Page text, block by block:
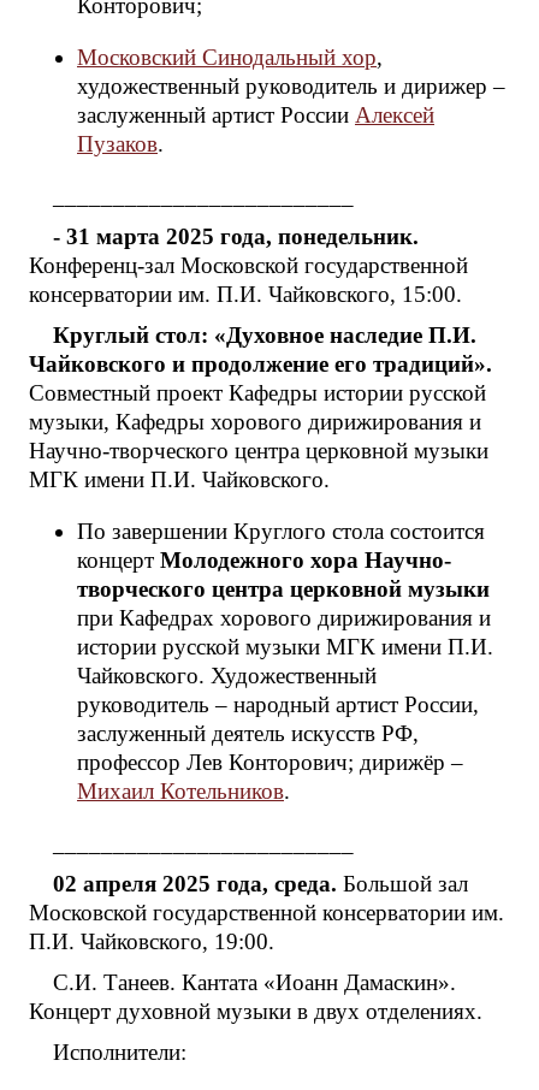
Московский Синодальный хор,
художественный руководитель и дирижер –
заслуженный артист России Алексей
Пузаков.
- 31 марта 2025 года, понедельник.
Конференц-зал Московской государственной
консерватории им. П.И. Чайковского, 15:00.
Круглый стол: «Духовное наследие П.И.
Чайковского и продолжение его традиций».
Совместный проект Кафедры истории русской
музыки, Кафедры хорового дирижирования и
Научно-творческого центра церковной музыки
МГК имени П.И. Чайковского.
По завершении Круглого стола состоится
концерт Молодежного хора Научно-
творческого центра церковной музыки
при Кафедрах хорового дирижирования и
истории русской музыки МГК имени П.И.
Чайковского. Художественный
руководитель – народный артист России,
заслуженный деятель искусств РФ,
профессор Лев Конторович; дирижёр –
Михаил Котельников.
02 апреля 2025 года, среда. Большой зал
Московской государственной консерватории им.
П.И. Чайковского, 19:00.
С.И. Танеев. Кантата «Иоанн Дамаскин».
Концерт духовной музыки в двух отделениях.
Исполнители: